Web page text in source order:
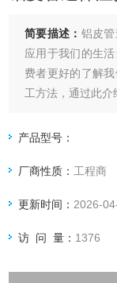
简要描述： 铝皮
应用于我们的生
费者更好的了解
工方法，通过此介
产品型号：
厂商性质： 工程商
更新时间： 2026-
访 问 量： 1376